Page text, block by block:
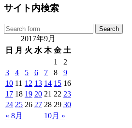
サイト内検索
2017年9月
日
月 火 水 木 金 土
« 8月 10月 »
1
2
3
4 5 6 7 8
9
10 11 12 13 14 15 16
17 18 19 20 21 22 23
24 25 26 27 28 29 30